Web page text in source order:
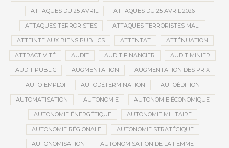
ATTAQUES DU 25 AVRIL ATTAQUES DU 25 AVRIL 2026
ATTAQUES TERRORISTES ATTAQUES TERRORISTES MALI
ATTEINTE AUX BIENS PUBLICS ATTENTAT ATTÉNUATION
ATTRACTIVITÉ AUDIT AUDIT FINANCIER AUDIT MINIER
AUDIT PUBLIC AUGMENTATION AUGMENTATION DES PRIX
AUTO-EMPLOI AUTODÉTERMINATION AUTOÉDITION
AUTOMATISATION AUTONOMIE AUTONOMIE ÉCONOMIQUE
AUTONOMIE ÉNERGÉTIQUE AUTONOMIE MILITAIRE
AUTONOMIE RÉGIONALE AUTONOMIE STRATÉGIQUE
AUTONOMISATION AUTONOMISATION DE LA FEMME